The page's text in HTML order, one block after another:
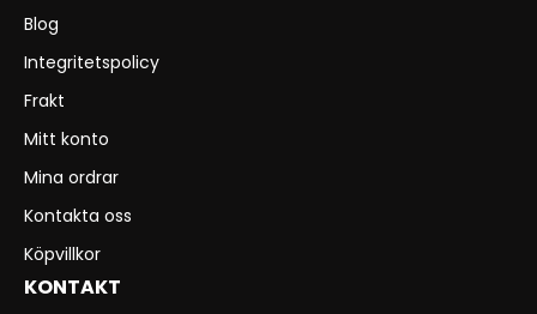
Blog
Integritetspolicy
Frakt
Mitt konto
Mina ordrar
Kontakta oss
Köpvillkor
KONTAKT